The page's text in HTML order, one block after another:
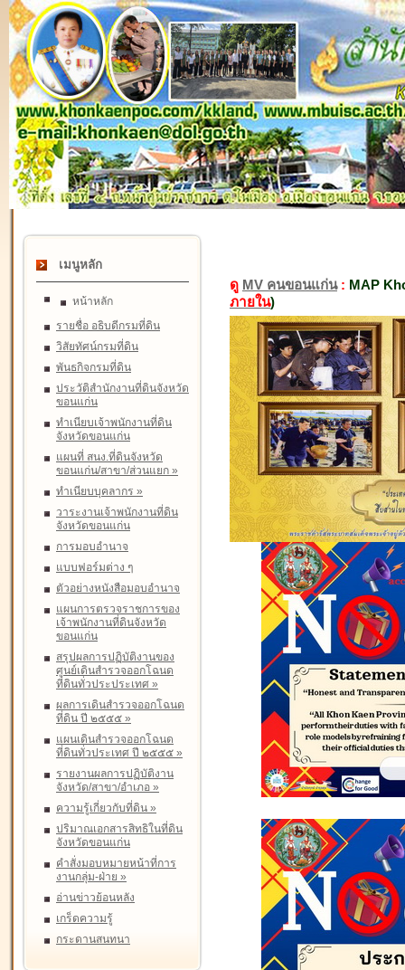
เมนูหลัก
หน้าหลัก
รายชื่อ อธิบดีกรมที่ดิน
วิสัยทัศน์กรมที่ดิน
พันธกิจกรมที่ดิน
ประวัติสำนักงานที่ดินจังหวัด
ขอนแก่น
ทำเนียบเจ้าพนักงานที่ดิน
จังหวัดขอนแก่น
แผนที่ สนง.ที่ดินจังหวัด
ขอนแก่น/สาขา/ส่วนแยก »
ทำเนียบบุคลากร »
วาระงานเจ้าพนักงานที่ดิน
จังหวัดขอนแก่น
การมอบอำนาจ
แบบฟอร์มต่าง ๆ
ตัวอย่างหนังสือมอบอำนาจ
แผนการตรวจราชการของ
เจ้าพนักงานที่ดินจังหวัด
ขอนแก่น
สรุปผลการปฏิบัติงานของ
ศูนย์เดินสำรวจออกโฉนด
ที่ดินทั่วประประเทศ »
ผลการเดินสำรวจออกโฉนด
ที่ดิน ปี ๒๕๕๕ »
แผนเดินสำรวจออกโฉนด
ที่ดินทั่วประเทศ ปี ๒๕๕๕ »
รายงานผลการปฏิบัติงาน
จังหวัด/สาขา/อำเภอ »
ความรู้เกี่ยวกับที่ดิน »
ปริมาณเอกสารสิทธิในที่ดิน
จังหวัดขอนแก่น
คำสั่งมอบหมายหน้าที่การ
งานกลุ่ม-ฝ่าย »
อ่านข่าวย้อนหลัง
เกร็ดความรู้
กระดานสนทนา
ดู MV คนขอนแก่น: MAP
ภายใน)